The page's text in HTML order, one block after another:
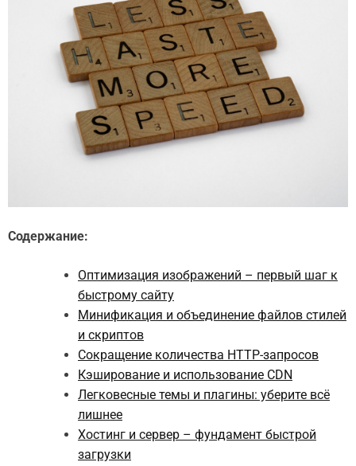
Содержание:
Оптимизация изображений – первый шаг к
быстрому сайту
Минификация и объединение файлов стилей
и скриптов
Сокращение количества HTTP-запросов
Кэширование и использование CDN
Легковесные темы и плагины: уберите всё
лишнее
Хостинг и сервер – фундамент быстрой
загрузки